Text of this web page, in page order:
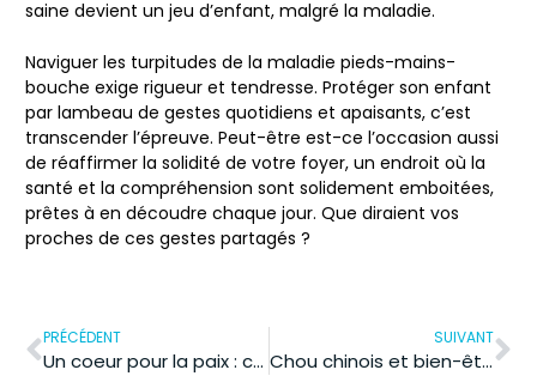
saine devient un jeu d’enfant, malgré la maladie.
Naviguer les turpitudes de la maladie pieds-mains-
bouche exige rigueur et tendresse. Protéger son enfant
par lambeau de gestes quotidiens et apaisants, c’est
transcender l’épreuve. Peut-être est-ce l’occasion aussi
de réaffirmer la solidité de votre foyer, un endroit où la
santé et la compréhension sont solidement emboitées,
prêtes à en découdre chaque jour. Que diraient vos
proches de ces gestes partagés ?
PRÉCÉDENT
Un coeur pour la paix : comment la santé nourrit la paix intérieure
SUIVANT
Chou chinois et bien-être digestif : l’art d’éviter les gaz naturellement